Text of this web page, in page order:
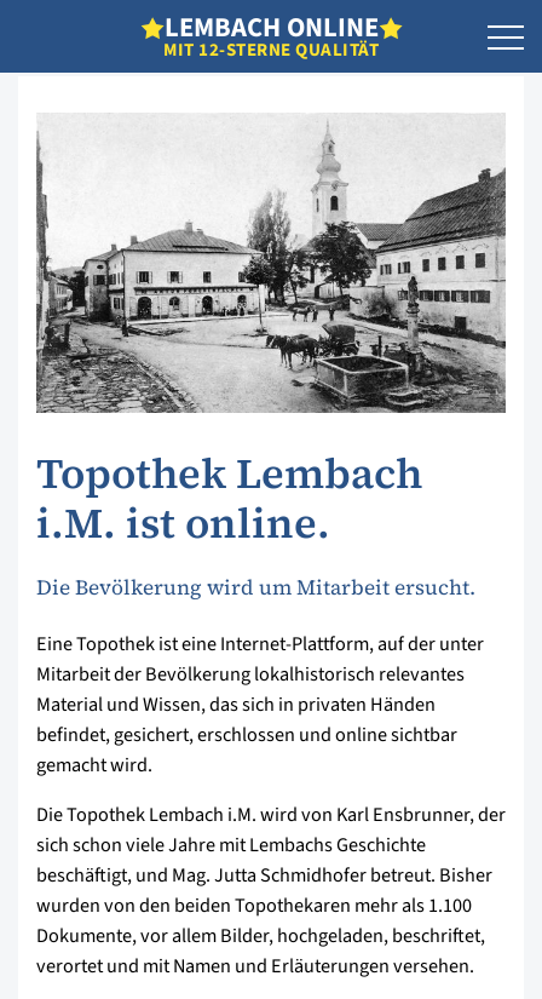
LEMBACH ONLINE
MIT 12-STERNE QUALITÄT
Topothek Lembach
i.M. ist online.
Die Bevölkerung wird um Mitarbeit ersucht.
Eine Topothek ist eine Internet-Plattform, auf der unter
Mitarbeit der Bevölkerung lokalhistorisch relevantes
Material und Wissen, das sich in privaten Händen
befindet, gesichert, erschlossen und online sichtbar
gemacht wird.
Die Topothek Lembach i.M. wird von Karl Ensbrunner, der
sich schon viele Jahre mit Lembachs Geschichte
beschäftigt, und Mag. Jutta Schmidhofer betreut. Bisher
wurden von den beiden Topothekaren mehr als 1.100
Dokumente, vor allem Bilder, hochgeladen, beschriftet,
verortet und mit Namen und Erläuterungen versehen.